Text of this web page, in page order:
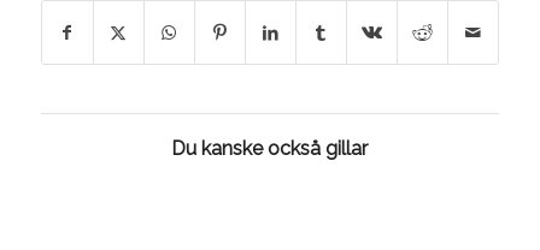
Du kanske också gillar